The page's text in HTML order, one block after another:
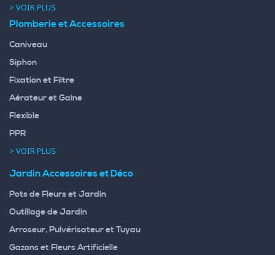
> VOIR PLUS
Plomberie et Accessoires
Caniveau
Siphon
Fixation et Filtre
Aérateur et Gaine
Flexible
PPR
> VOIR PLUS
Jardin Accessoires et Déco
Pots de Fleurs et Jardin
Outillage de Jardin
Arroseur, Pulvérisateur et Tuyau
Gazons et Fleurs Artificielle